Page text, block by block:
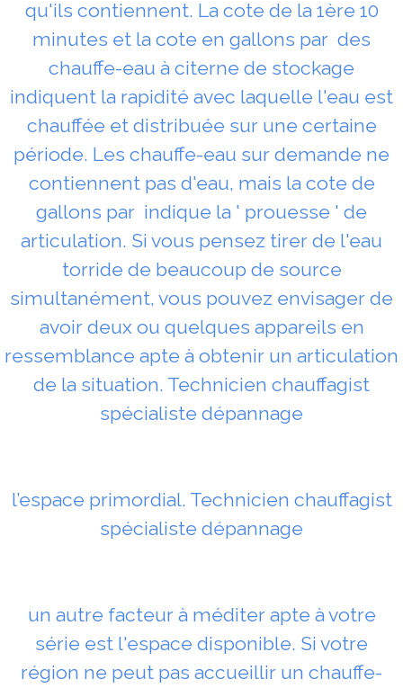
qu'ils contiennent. La cote de la 1ère 10
minutes et la cote en gallons par des
chauffe-eau à citerne de stockage
indiquent la rapidité avec laquelle l'eau est
chauffée et distribuée sur une certaine
période. Les chauffe-eau sur demande ne
contiennent pas d'eau, mais la cote de
gallons par indique la ' prouesse ' de
articulation. Si vous pensez tirer de l'eau
torride de beaucoup de source
simultanément, vous pouvez envisager de
avoir deux ou quelques appareils en
ressemblance apte à obtenir un articulation
de la situation. Technicien chauffagist
spécialiste dépannage
l’espace primordial. Technicien chauffagist
spécialiste dépannage
un autre facteur à méditer apte à votre
série est l'espace disponible. Si votre
région ne peut pas accueillir un chauffe-